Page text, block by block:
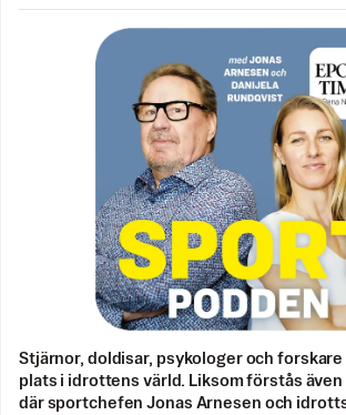
Stjärnor, doldisar, psykologer och forskare
plats i idrottens värld. Liksom förstås
där sportchefen Jonas Arnesen och